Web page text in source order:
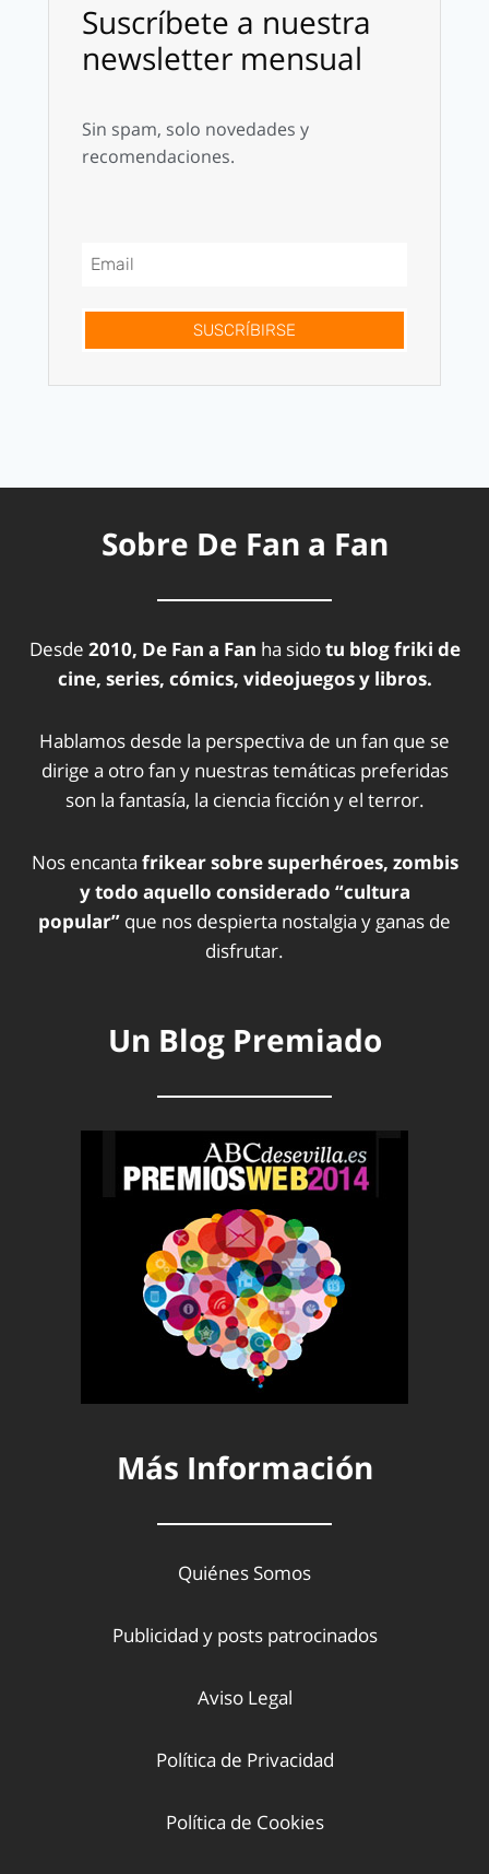
Suscríbete a nuestra
newsletter mensual
Sin spam, solo novedades y
recomendaciones.
SUSCRÍBIRSE
Sobre De Fan a Fan
Desde 2010, De Fan a Fan ha sidotu blog friki de
cine, series, cómics, videojuegos y libros.
Hablamos desde la perspectiva de un fan que se
dirige a otro fan y nuestras temáticas preferidas
son la fantasía, la ciencia ficción y el terror.
Nos encanta frikear sobre superhéroes, zombis
y todo aquello considerado “cultura
popular” que nos despierta nostalgia y ganas de
disfrutar.
Un Blog Premiado
Más Información
Quiénes Somos
Publicidad y posts patrocinados
Aviso Legal
Política de Privacidad
Política de Cookies